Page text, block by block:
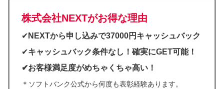
株式会社NEXTがお得な理由
✔︎ NEXTから申し込みで37000円キャッシュバック
✔︎キャッシュバック条件なし！確実にGET可能！
✔︎お客様満足度がめちゃくちゃ高い！
＊ソフトバンク公式から何度も表彰経験あります。